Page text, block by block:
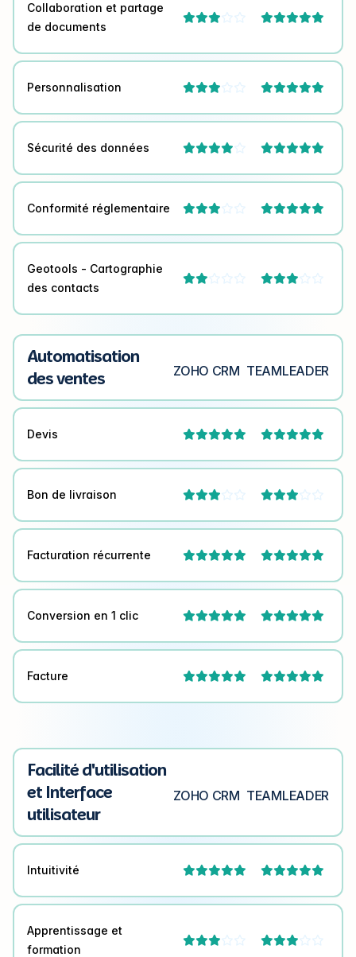
Collaboration et partage
de documents
 
Personnalisation  
Sécurité des données  
Conformité réglementaire  
Geotools - Cartographie
des contacts
 
Automatisation
des ventes
ZOHO CRM TEAMLEADER
Devis  
Bon de livraison  
Facturation récurrente  
Conversion en 1 clic  
Facture  
Facilité d'utilisation
et Interface
utilisateur
ZOHO CRM TEAMLEADER
Intuitivité  
Apprentissage et
formation
 